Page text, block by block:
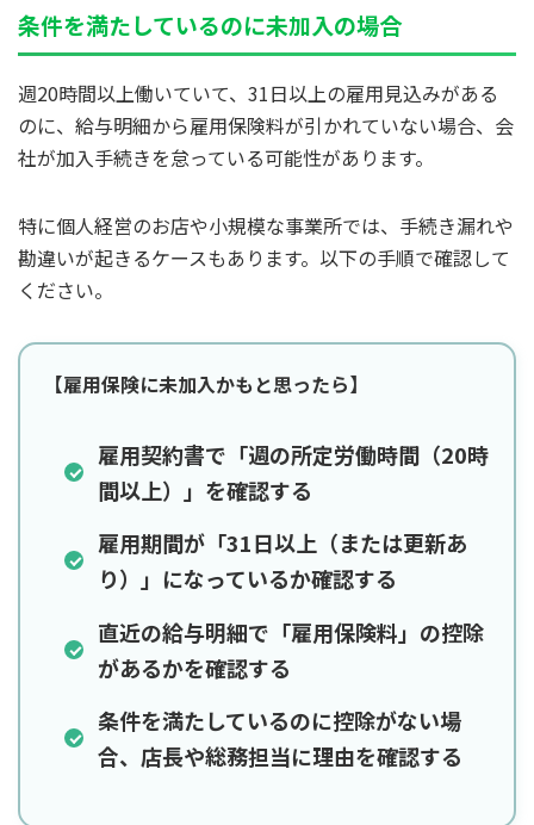
条件を満たしているのに未加入の場合
週20時間以上働いていて、31日以上の雇用見込みがある
のに、給与明細から雇用保険料が引かれていない場合、会
社が加入手続きを怠っている可能性があります。
特に個人経営のお店や小規模な事業所では、手続き漏れや
勘違いが起きるケースもあります。以下の手順で確認して
ください。
【雇用保険に未加入かもと思ったら】
雇用契約書で「週の所定労働時間（20時
間以上）」を確認する
雇用期間が「31日以上（または更新あ
り）」になっているか確認する
直近の給与明細で「雇用保険料」の控除
があるかを確認する
条件を満たしているのに控除がない場
合、店長や総務担当に理由を確認する